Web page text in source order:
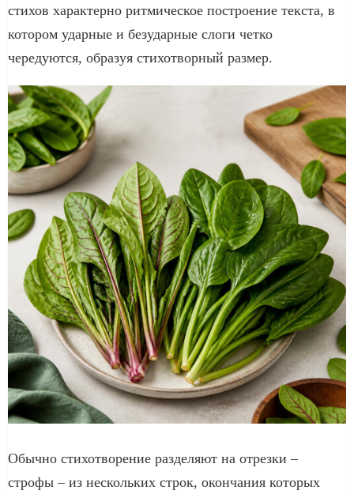
стихов характерно ритмическое построение текста, в
котором ударные и безударные слоги четко
чередуются, образуя стихотворный размер.
Обычно стихотворение разделяют на отрезки –
строфы – из нескольких строк, окончания которых